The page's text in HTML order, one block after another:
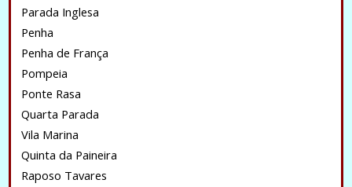
Parada Inglesa
Penha
Penha de França
Pompeia
Ponte Rasa
Quarta Parada
Vila Marina
Quinta da Paineira
Raposo Tavares